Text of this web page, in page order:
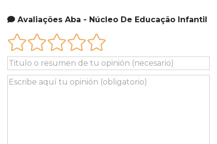
Avaliações Aba - Núcleo De Educação Infantil